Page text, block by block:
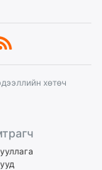
хөтөч